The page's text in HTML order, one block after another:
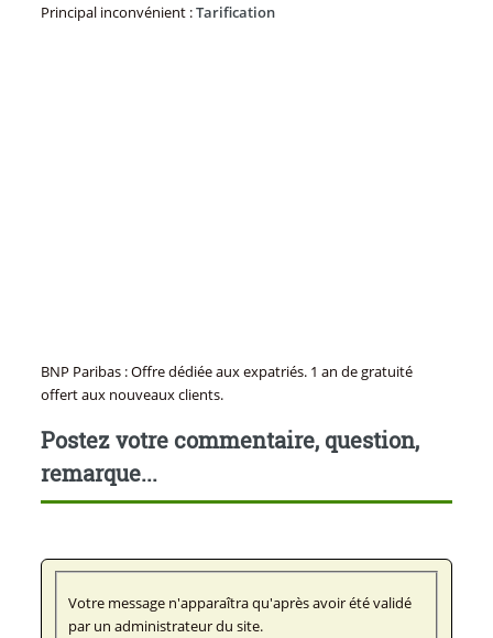
Principal inconvénient :Tarification
BNP Paribas : Offre dédiée aux expatriés. 1 an de gratuité
offert aux nouveaux clients.
Postez votre commentaire, question,
remarque...
Votre message n'apparaîtra qu'après avoir été validé
par un administrateur du site.